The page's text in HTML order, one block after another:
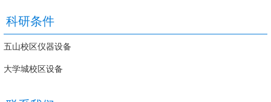
科研条件
五山校区仪器设备
大学城校区设备